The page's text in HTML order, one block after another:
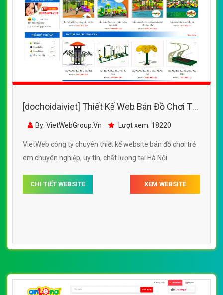
[dochoidaiviet] Thiết Kế Web Bán Đồ Chơi Trẻ
Em TCVina đẹp, chuyên nghiệp chuẩn SEO
By: VietWebGroup.Vn Lượt xem: 18220
VietWeb công ty chuyên thiết kế website bán đồ chơi trẻ
em chuyên nghiệp, uy tín, chất lượng tại Hà Nội
CHI TIẾT WEBSITE XEM WEBSITE